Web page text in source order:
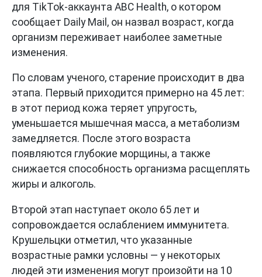
для TikTok-аккаунта ABC Health, о котором
сообщает Daily Mail, он назвал возраст, когда
организм переживает наиболее заметные
изменения.
По словам ученого, старение происходит в два
этапа. Первый приходится примерно на 45 лет:
в этот период кожа теряет упругость,
уменьшается мышечная масса, а метаболизм
замедляется. После этого возраста
появляются глубокие морщины, а также
снижается способность организма расщеплять
жиры и алкоголь.
Второй этап наступает около 65 лет и
сопровождается ослаблением иммунитета.
Крушельцки отметил, что указанные
возрастные рамки условны — у некоторых
людей эти изменения могут произойти на 10